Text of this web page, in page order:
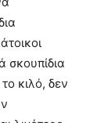
κιλό, δεν